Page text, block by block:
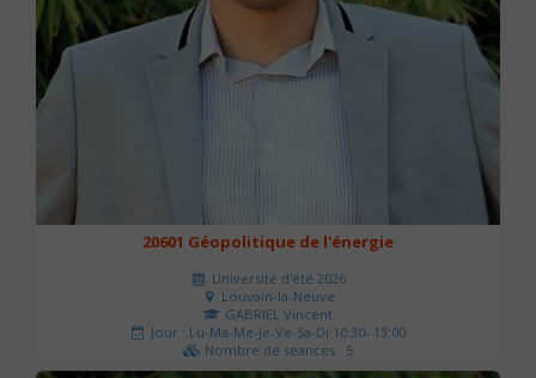
20601 Géopolitique de l'énergie
Université d'été 2026
Louvain-la-Neuve
GABRIEL Vincent
Jour : Lu-Ma-Me-Je-Ve-Sa-Di 10:30- 13:00
Nombre de séances : 5
120 €